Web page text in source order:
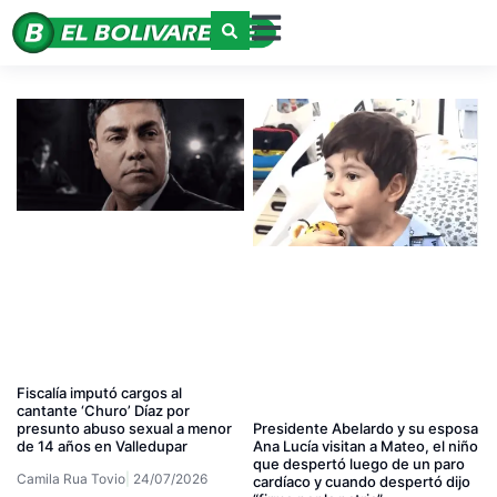
Fiscalía imputó cargos al
cantante ‘Churo’ Díaz por
presunto abuso sexual a menor
de 14 años en Valledupar
Camila Rua Tovio 24/07/2026
Presidente Abelardo y su esposa
Ana Lucía visitan a Mateo, el niño
que despertó luego de un paro
cardíaco y cuando despertó dijo